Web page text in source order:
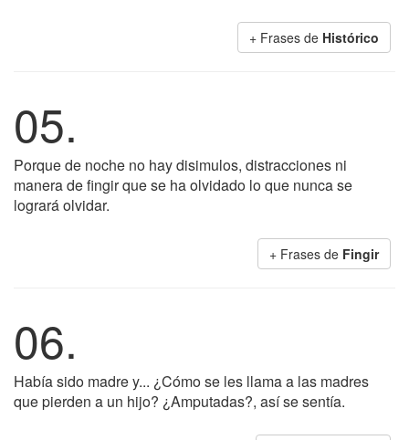
+ Frases de Histórico
05.
Porque de noche no hay disimulos, distracciones ni
manera de fingir que se ha olvidado lo que nunca se
logrará olvidar.
+ Frases de Fingir
06.
Había sido madre y... ¿Cómo se les llama a las madres
que pierden a un hijo? ¿Amputadas?, así se sentía.